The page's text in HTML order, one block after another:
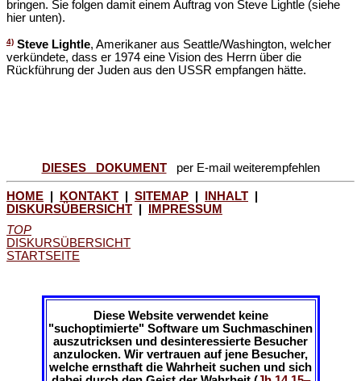
bringen. Sie folgen damit einem Auftrag von Steve Lightle (siehe
hier unten).
4) Steve Lightle, Amerikaner aus Seattle/Washington, welcher
verkündete, dass er 1974 eine Vision des Herrn über die
Rückführung der Juden aus den USSR empfangen hätte.
DIESES DOKUMENTper E-mail weiterempfehlen
HOME KONTAKT SITEMAP INHALT
DISKURSÜBERSICHT
IMPRESSUM
TOP
DISKURSÜBERSICHT
STARTSEITE
Diese Website verwendet keine
"suchoptimierte" Software um Suchmaschinen
auszutricksen und desinteressierte Besucher
anzulocken. Wir vertrauen auf jene Besucher,
welche ernsthaft die Wahrheit suchen und sich